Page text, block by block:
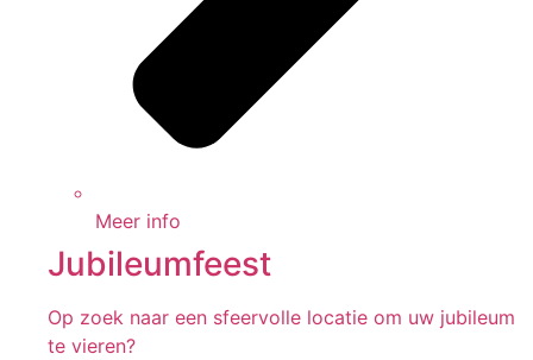
Meer info
Jubileumfeest
Op zoek naar een sfeervolle locatie om uw jubileum
te vieren?